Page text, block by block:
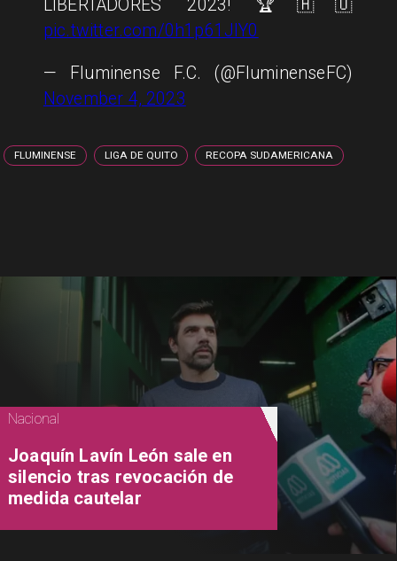
LIBERTADORES 2023! 🏆🇭🇺
pic.twitter.com/0h1p61JlY0
— Fluminense F.C. (@FluminenseFC)
November 4, 2023
FLUMINENSE LIGA DE QUITO RECOPA SUDAMERICANA
Nacional
Joaquín Lavín León sale en
silencio tras revocación de
medida cautelar